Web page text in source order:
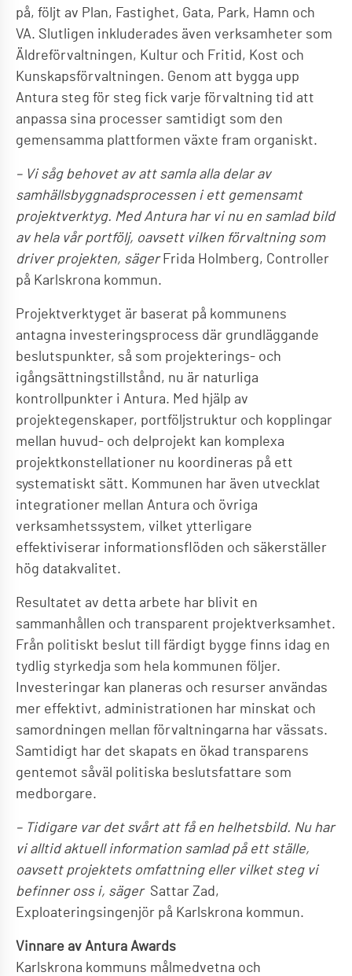
på, följt av Plan, Fastighet, Gata, Park, Hamn och
VA. Slutligen inkluderades även verksamheter som
Äldreförvaltningen, Kultur och Fritid, Kost och
Kunskapsförvaltningen. Genom att bygga upp
Antura steg för steg fick varje förvaltning tid att
anpassa sina processer samtidigt som den
gemensamma plattformen växte fram organiskt.
– Vi såg behovet av att samla alla delar av
samhällsbyggnadsprocessen i ett gemensamt
projektverktyg. Med Antura har vi nu en samlad bild
av hela vår portfölj, oavsett vilken förvaltning som
driver projekten, sägerFrida Holmberg, Controller
på Karlskrona kommun.
Projektverktyget är baserat på kommunens
antagna investeringsprocess där grundläggande
beslutspunkter, så som projekterings- och
igångsättningstillstånd, nu är naturliga
kontrollpunkter i Antura. Med hjälp av
projektegenskaper, portföljstruktur och kopplingar
mellan huvud- och delprojekt kan komplexa
projektkonstellationer nu koordineras på ett
systematiskt sätt. Kommunen har även utvecklat
integrationer mellan Antura och övriga
verksamhetssystem, vilket ytterligare
effektiviserar informationsflöden och säkerställer
hög datakvalitet.
Resultatet av detta arbete har blivit en
sammanhållen och transparent projektverksamhet.
Från politiskt beslut till färdigt bygge finns idag en
tydlig styrkedja som hela kommunen följer.
Investeringar kan planeras och resurser användas
mer effektivt, administrationen har minskat och
samordningen mellan förvaltningarna har vässats.
Samtidigt har det skapats en ökad transparens
gentemot såväl politiska beslutsfattare som
medborgare.
– Tidigare var det svårt att få en helhetsbild. Nu har
vi alltid aktuell information samlad på ett ställe,
oavsett projektets omfattning eller vilket steg vi
befinner oss i, sägerSattar Zad,
Exploateringsingenjör på Karlskrona kommun.
Vinnare av Antura Awards
Karlskrona kommuns målmedvetna och